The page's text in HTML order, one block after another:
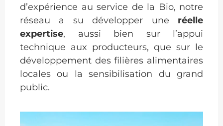
d’expérience au service de la Bio, notre
réseau a su développer une réelle
expertise, aussi bien sur l’appui
technique aux producteurs, que sur le
développement des filières alimentaires
locales ou la sensibilisation du grand
public.